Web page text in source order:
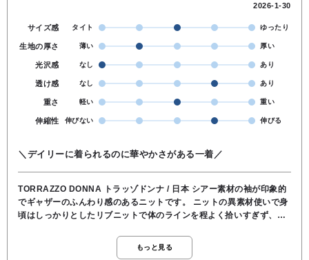
2026-1-30
サイズ感 タイト ゆったり
生地の厚さ 薄い 厚い
光沢感 なし あり
透け感 なし あり
重さ 軽い 重い
伸縮性 伸びない 伸びる
＼デイリーに着られるのに華やかさがある一着／
TORRAZZO DONNA トラッゾドンナ / 日本 シアー素材の袖が印象的
でギャザーのふんわり感のあるニットです。 ニットの異素材使いで身
頃はしっかりとしたリブニットで体のラインを程よく拾いすぎず、袖
ム状になり重心が上がって見えるので脚長効果があります。 気になる
もっと見る